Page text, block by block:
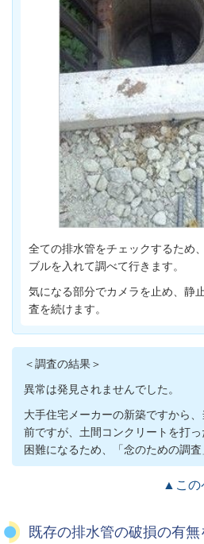
全ての排水管をチェックするため
ブルを入れて調べて行きます。
気になる部分でカメラを止め、静
査を続けます。
＜調査の結果＞
異常は発見されませんでした。
大手住宅メーカーの新築ですから
前ですが、土間コンクリートを打
困難になるため、「念のための調査
▲この
既存の排水管の破損の有無